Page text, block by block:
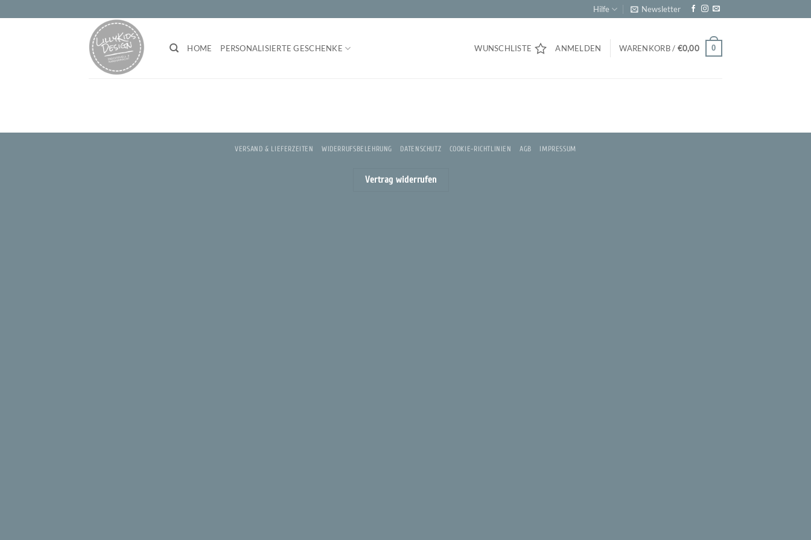
Inhalt
Hilfe Newsletter
HOME PERSONALISIERTE GESCHENKE WUNSCHLISTE ANMELDEN WARENKORB / €0,00 0
VERSAND & LIEFERZEITEN WIDERRUFSBELEHRUNG DATENSCHUTZ COOKIE-RICHTLINIEN AGB IMPRESSUM
Vertrag widerrufen